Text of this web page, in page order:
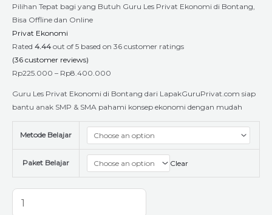
Pilihan Tepat bagi yang Butuh Guru Les Privat Ekonomi di Bontang,
Bisa Offline dan Online
Privat Ekonomi
Rated 4.44 out of 5 based on 36 customer ratings
(36 customer reviews)
Rp225.000 – Rp8.400.000
Guru Les Privat Ekonomi di Bontang dari LapakGuruPrivat.com siap
bantu anak SMP & SMA pahami konsep ekonomi dengan mudah
Metode Belajar
Paket Belajar Clear